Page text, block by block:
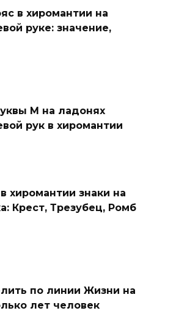
в хиромантии на
руке: значение,
М на ладонях
рук в хиромантии
хиромантии знаки на
Крест, Трезубец, Ромб
по линии Жизни на
лет человек